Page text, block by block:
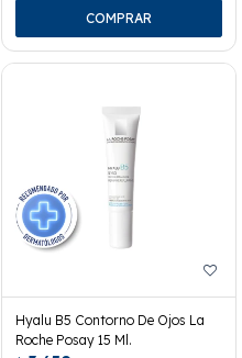
Hyalu B5 Contorno De Ojos La
Roche Posay 15 Ml.